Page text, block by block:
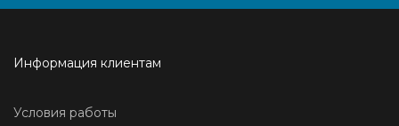
Информация клиентам
Условия работы